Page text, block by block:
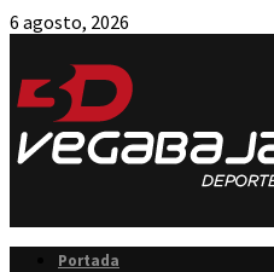
6 agosto, 2026
Portada